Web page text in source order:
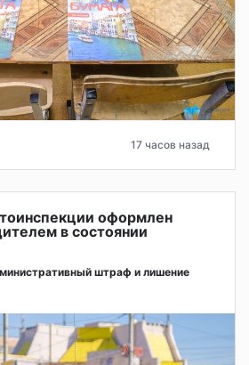
17 часов назад
оформлен
в состоянии
штраф и лишение